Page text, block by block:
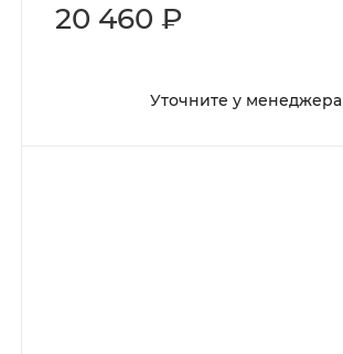
20 460 ₽
Уточните у менеджера